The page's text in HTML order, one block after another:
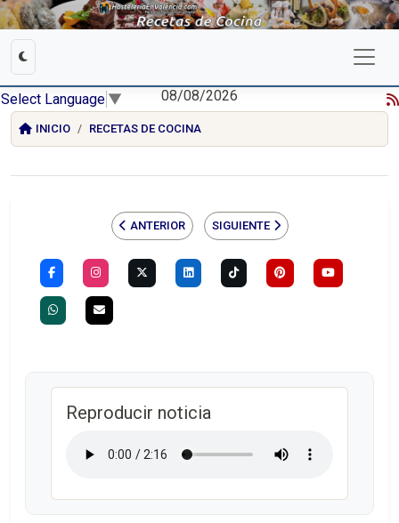
Select Language ▼ 08/08/2026
INICIO RECETAS DE COCINA
ANTERIOR SIGUIENTE
Reproducir noticia